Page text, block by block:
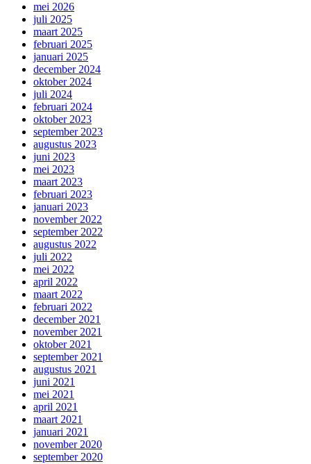
mei 2026
juli 2025
maart 2025
februari 2025
januari 2025
december 2024
oktober 2024
juli 2024
februari 2024
oktober 2023
september 2023
augustus 2023
juni 2023
mei 2023
maart 2023
februari 2023
januari 2023
november 2022
september 2022
augustus 2022
juli 2022
mei 2022
april 2022
maart 2022
februari 2022
december 2021
november 2021
oktober 2021
september 2021
augustus 2021
juni 2021
mei 2021
april 2021
maart 2021
januari 2021
november 2020
september 2020